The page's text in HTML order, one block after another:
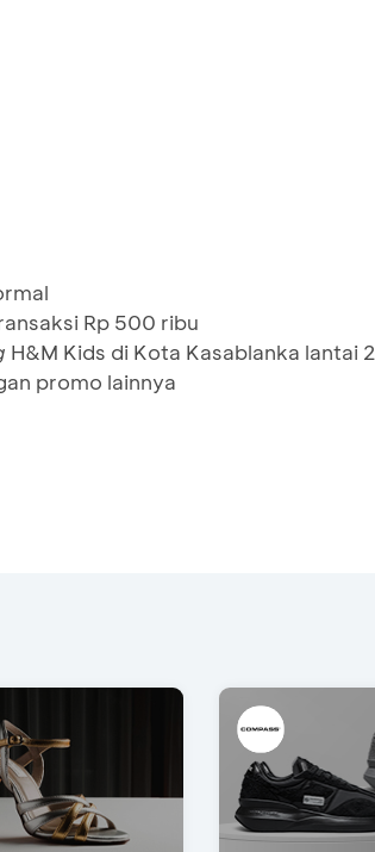
Rp 500 ribu
H&M Kids di Kota Kasablanka lantai 2
promo lainnya